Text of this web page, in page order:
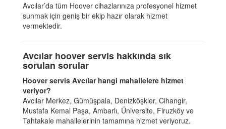
Avcılar’da tüm Hoover cihazlarınıza profesyonel hizmet
sunmak için geniş bir ekip hazır olarak hizmet
vermektedir.
Avcılar hoover servis hakkında sık
sorulan sorular
Hoover servis Avcılar hangi mahallelere hizmet
veriyor?
Avcılar Merkez, Gümüşpala, Denizköşkler, Cihangir,
Mustafa Kemal Paşa, Ambarlı, Üniversite, Firuzköy ve
Tahtakale mahallelerinin tamamına hizmet veriyoruz.